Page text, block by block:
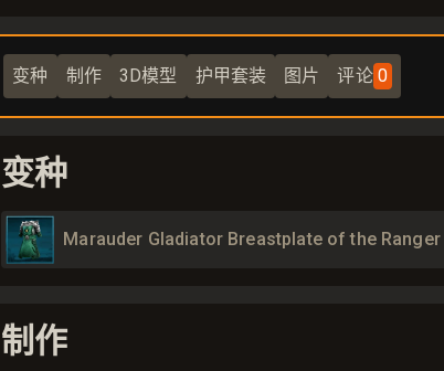
变种 制作 3D模型 护甲套装 图片 评论 0
变种
Marauder Gladiator Breastplate of the Ranger
制作